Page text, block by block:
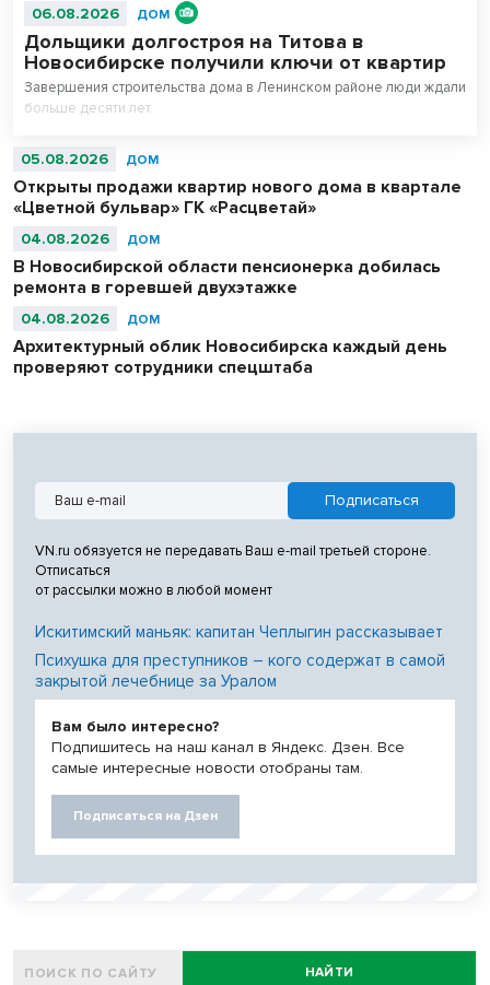
06.08.2026 ДОМ
Дольщики долгостроя на Титова в
Новосибирске получили ключи от квартир
Завершения строительства дома в Ленинском районе люди ждали
больше десяти лет.
05.08.2026 ДОМ
Открыты продажи квартир нового дома в квартале
«Цветной бульвар» ГК «Расцветай»
04.08.2026 ДОМ
В Новосибирской области пенсионерка добилась
ремонта в горевшей двухэтажке
04.08.2026 ДОМ
Архитектурный облик Новосибирска каждый день
проверяют сотрудники спецштаба
VN.ru обязуется не передавать Ваш e-mail третьей стороне.
Отписаться
от рассылки можно в любой момент
Искитимский маньяк: капитан Чеплыгин рассказывает
Психушка для преступников – кого содержат в самой
закрытой лечебнице за Уралом
Вам было интересно?
Подпишитесь на наш канал в Яндекс. Дзен. Все
самые интересные новости отобраны там.
Подписаться на Дзен
НАЙТИ